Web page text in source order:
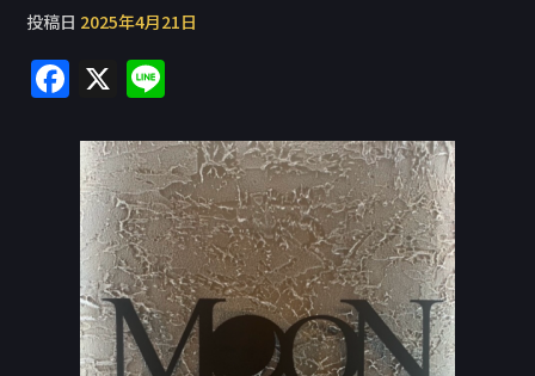
投稿日 2025年4月21日
F
c
e
b
o
o
k
X
e